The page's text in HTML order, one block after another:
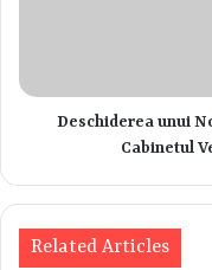
Deschiderea unui
Cabinetul
Related Articles